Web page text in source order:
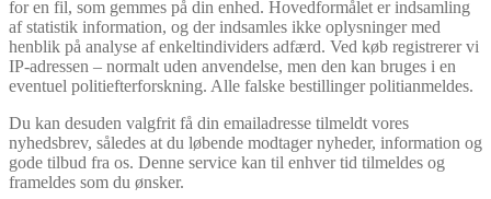
for en fil, som gemmes på din enhed. Hovedformålet er indsamling
af statistik information, og der indsamles ikke oplysninger med
henblik på analyse af enkeltindividers adfærd. Ved køb registrerer vi
IP-adressen – normalt uden anvendelse, men den kan bruges i en
eventuel politiefterforskning. Alle falske bestillinger politianmeldes.
Du kan desuden valgfrit få din emailadresse tilmeldt vores
nyhedsbrev, således at du løbende modtager nyheder, information og
gode tilbud fra os. Denne service kan til enhver tid tilmeldes og
frameldes som du ønsker.